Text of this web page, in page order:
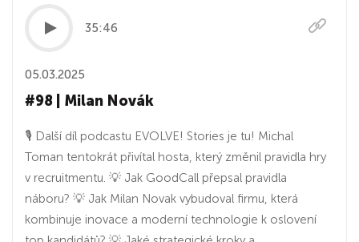
35:46
05.03.2025
#98 | Milan Novák
🎙️ Další díl podcastu EVOLVE! Stories je tu! Michal
Toman tentokrát přivítal hosta, který změnil pravidla hry
v recruitmentu. 💡 Jak GoodCall přepsal pravidla
náboru? 💡 Jak Milan Novak vybudoval firmu, která
kombinuje inovace a moderní technologie k oslovení